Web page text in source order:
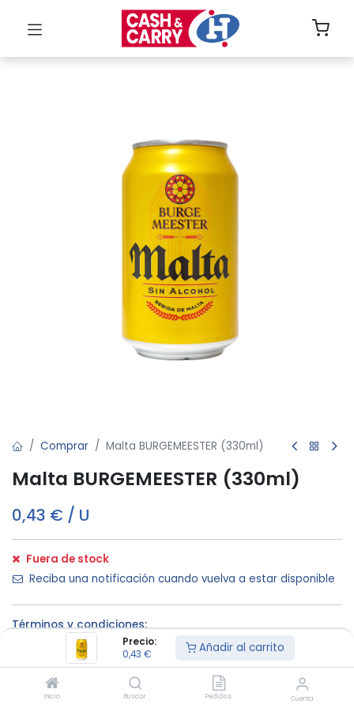
Precio:
0,43 € Añadir al carrito
Inicio Buscar Pedidos Cuenta
Comprar Malta BURGEMEESTER (330ml)
Malta BURGEMEESTER (330ml)
0,43 € / U
Fuera de stock
Reciba una notificación cuando vuelva a estar disponible
Términos y condiciones:
Mínimo de
compra €200
Entrega a
domicilio
Calidad
garantizada